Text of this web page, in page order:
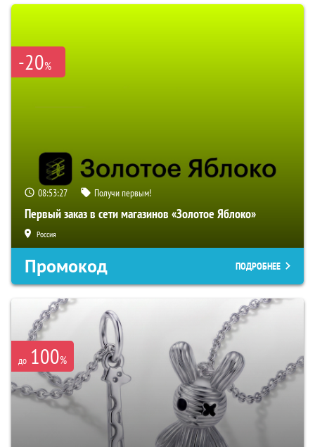
-20%
08:53:26 Получи первым!
Первый заказ в сети магазинов «Золотое Яблоко»
Россия
Промокод ПОДРОБНЕЕ
до 100%